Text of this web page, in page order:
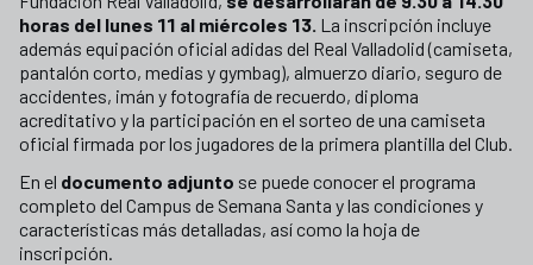
horas del lunes 11 al miércoles 13. La inscripción incluye
además equipación oficial adidas del Real Valladolid (camiseta,
pantalón corto, medias y gymbag), almuerzo diario, seguro de
accidentes, imán y fotografía de recuerdo, diploma
acreditativo y la participación en el sorteo de una camiseta
oficial firmada por los jugadores de la primera plantilla del Club.
En el documento adjunto se puede conocer el programa
completo del Campus de Semana Santa y las condiciones y
características más detalladas, así como la hoja de
inscripción.